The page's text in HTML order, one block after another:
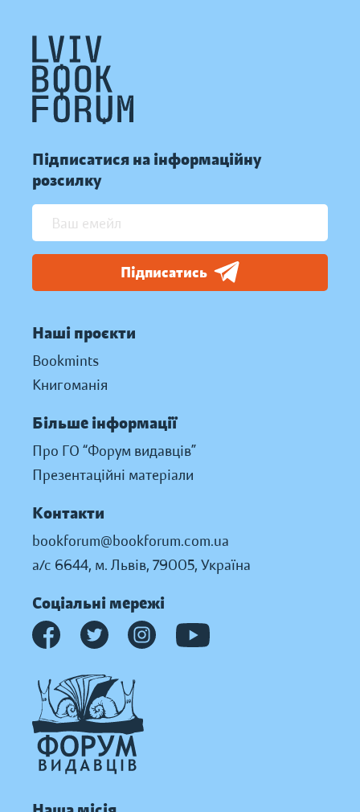
Підписатися на інформаційну
розсилку
Підписатись
Наші проєкти
Bookmints
Книгоманія
Більше інформації
Про ГО “Форум видавців”
Презентаційні матеріали
Контакти
bookforum@bookforum.com.ua
а/с 6644, м. Львів, 79005, Україна
Соціальні мережі